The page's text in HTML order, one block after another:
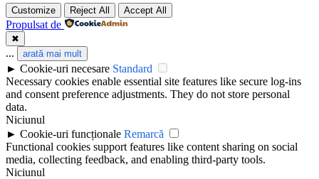
Customize Reject All Accept All
Propulsat de
✖
... arată mai mult
► Cookie-uri necesare Standard
Necessary cookies enable essential site features like secure log-ins
and consent preference adjustments. They do not store personal
data.
Niciunul
► Cookie-uri funcționale Remarcă
Functional cookies support features like content sharing on social
media, collecting feedback, and enabling third-party tools.
Niciunul